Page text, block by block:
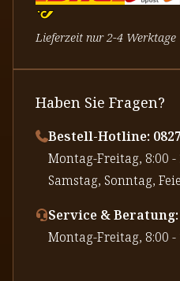
Lieferzeit nur 2-4 Werktage
Haben Sie Fragen?
Bestell-Hotline:
⁠Montag-Freitag, 8:00 -
⁠Samstag, Sonntag,
Service & Beratung:
⁠Montag-Freitag, 8:00 -